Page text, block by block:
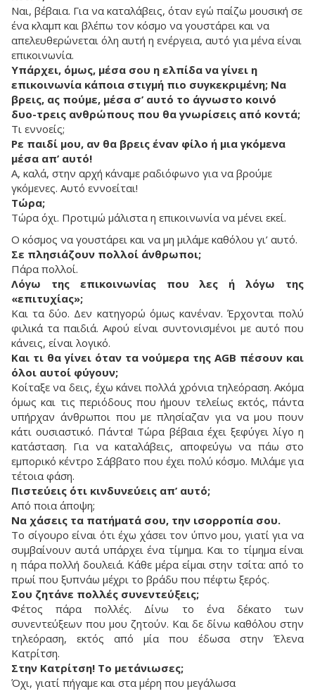
Ναι, βέβαια. Για να καταλάβεις, όταν εγώ παίζω μουσική σε
ένα κλαμπ και βλέπω τον κόσμο να γουστάρει και να
απελευθερώνεται όλη αυτή η ενέργεια, αυτό για μένα είναι
επικοινωνία.
Υπάρχει, όμως, μέσα σου η ελπίδα να γίνει η
επικοινωνία κάποια στιγμή πιο συγκεκριμένη; Να
βρεις, ας πούμε, μέσα σ’ αυτό το άγνωστο κοινό
δυο-τρεις ανθρώπους που θα γνωρίσεις από κοντά;
Τι εννοείς;
Ρε παιδί μου, αν θα βρεις έναν φίλο ή μια γκόμενα
μέσα απ’ αυτό!
Α, καλά, στην αρχή κάναμε ραδιόφωνο για να βρούμε
γκόμενες. Αυτό εννοείται!
Τώρα;
Τώρα όχι. Προτιμώ μάλιστα η επικοινωνία να μένει εκεί.
O κόσμος να γουστάρει και να μη μιλάμε καθόλου γι’ αυτό.
Σε πλησιάζουν πολλοί άνθρωποι;
Πάρα πολλοί.
Λόγω της επικοινωνίας που λες ή λόγω της
«επιτυχίας»;
Και τα δύο. Δεν κατηγορώ όμως κανέναν. Έρχονται πολύ
φιλικά τα παιδιά. Αφού είναι συντονισμένοι με αυτό που
κάνεις, είναι λογικό.
Και τι θα γίνει όταν τα νούμερα της AGB πέσουν και
όλοι αυτοί φύγουν;
Κοίταξε να δεις, έχω κάνει πολλά χρόνια τηλεόραση. Ακόμα
όμως και τις περιόδους που ήμουν τελείως εκτός, πάντα
υπήρχαν άνθρωποι που με πλησίαζαν για να μου πουν
κάτι ουσιαστικό. Πάντα! Τώρα βέβαια έχει ξεφύγει λίγο η
κατάσταση. Για να καταλάβεις, αποφεύγω να πάω στο
εμπορικό κέντρο Σάββατο που έχει πολύ κόσμο. Μιλάμε για
τέτοια φάση.
Πιστεύεις ότι κινδυνεύεις απ’ αυτό;
Από ποια άποψη;
Να χάσεις τα πατήματά σου, την ισορροπία σου.
Το σίγουρο είναι ότι έχω χάσει τον ύπνο μου, γιατί για να
συμβαίνουν αυτά υπάρχει ένα τίμημα. Και το τίμημα είναι
η πάρα πολλή δουλειά. Κάθε μέρα είμαι στην τσίτα: από το
πρωί που ξυπνάω μέχρι το βράδυ που πέφτω ξερός.
Σου ζητάνε πολλές συνεντεύξεις;
Φέτος πάρα πολλές. Δίνω το ένα δέκατο των
συνεντεύξεων που μου ζητούν. Και δε δίνω καθόλου στην
τηλεόραση, εκτός από μία που έδωσα στην Έλενα
Κατρίτση.
Στην Κατρίτση! Το μετάνιωσες;
Όχι, γιατί πήγαμε και στα μέρη που μεγάλωσα